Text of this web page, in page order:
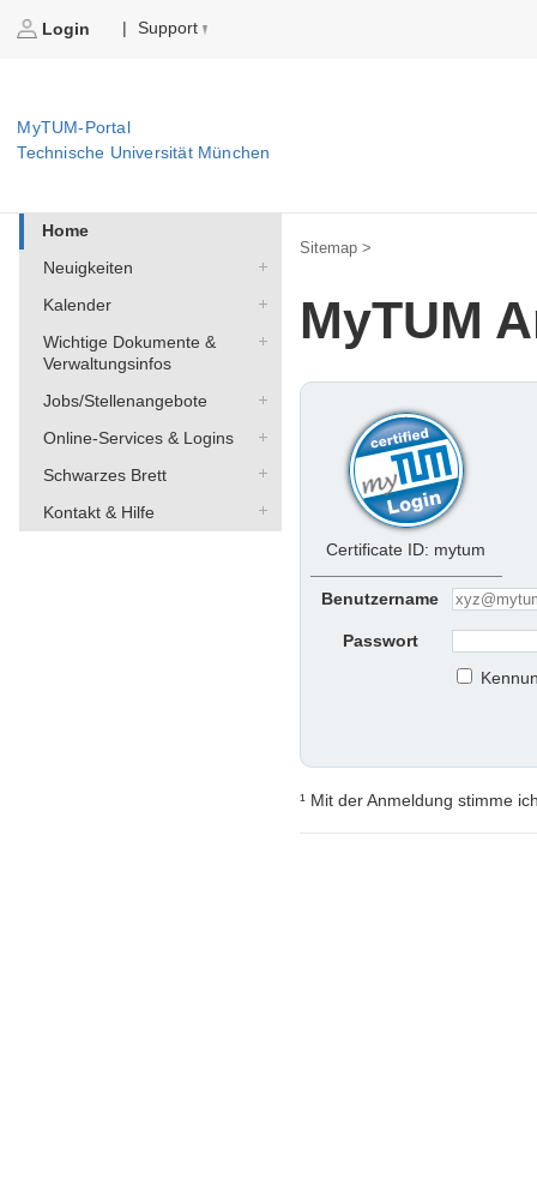
Login | Support
MyTUM-Portal
Technische Universität München
Home
Neuigkeiten
Kalender
Wichtige Dokumente &
Verwaltungsinfos
Jobs/Stellenangebote
Online-Services & Logins
Schwarzes Brett
Kontakt & Hilfe
Sitemap >
MyTUM
Certificate ID: mytum
Benutzername
Passwort
¹ Mit der Anmeldung stimme